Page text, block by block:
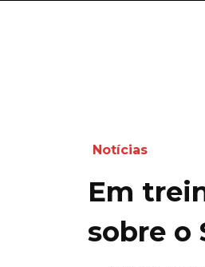
Notícias
Em
sobre o